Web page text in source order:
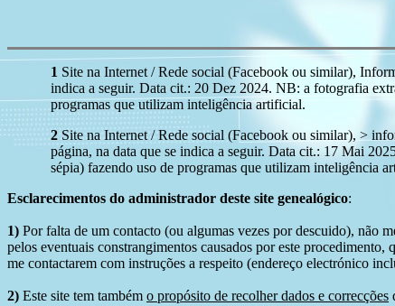
1 Site na Internet / Rede social (Facebook ou similar),
indica a seguir. Data cit.: 20 Dez 2024. NB: a fotografia
programas que utilizam inteligência artificial.
2 Site na Internet / Rede social (Facebook ou similar), >
página, na data que se indica a seguir. Data cit.: 17 Mai
sépia) fazendo uso de programas que utilizam inteligência
Esclarecimentos do administrador deste site genealógico:
1) Por falta de um contacto (ou algumas vezes por descuido), não
pelos eventuais constrangimentos causados por este
me contactarem com instruções a respeito (endereço electrónico
2) Este site tem também o propósito de recolher dados e correcções